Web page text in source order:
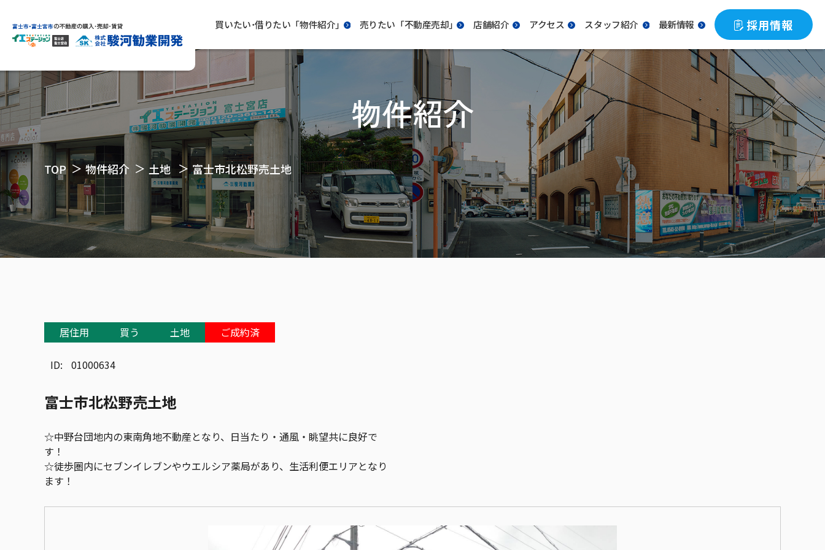
買いたい･借りたい「物件紹介｣ 売りたい「不動産売却｣ 店舗紹介 アクセス スタッフ紹介 最新情報 採用情報
物件紹介
TOP 物件紹介 土地 富士市北松野売土地
居住用 買う 土地 ご成約済
ID: 01000634
富士市北松野売土地
☆中野台団地内の東南角地不動産となり、日当たり・通風・眺望共に良好で
す！
☆徒歩圏内にセブンイレブンやウエルシア薬局があり、生活利便エリアとなり
ます！